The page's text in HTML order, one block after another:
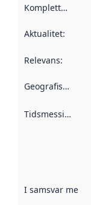
Kompletthet
Aktualitet:
Relevans:
Geografisk avgrensning
Tidsmessig avgrensning
I samsvar med